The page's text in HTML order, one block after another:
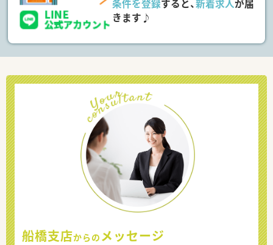
条件を登録すると、新着求人が届
きます♪
船橋支店からの メッセージ